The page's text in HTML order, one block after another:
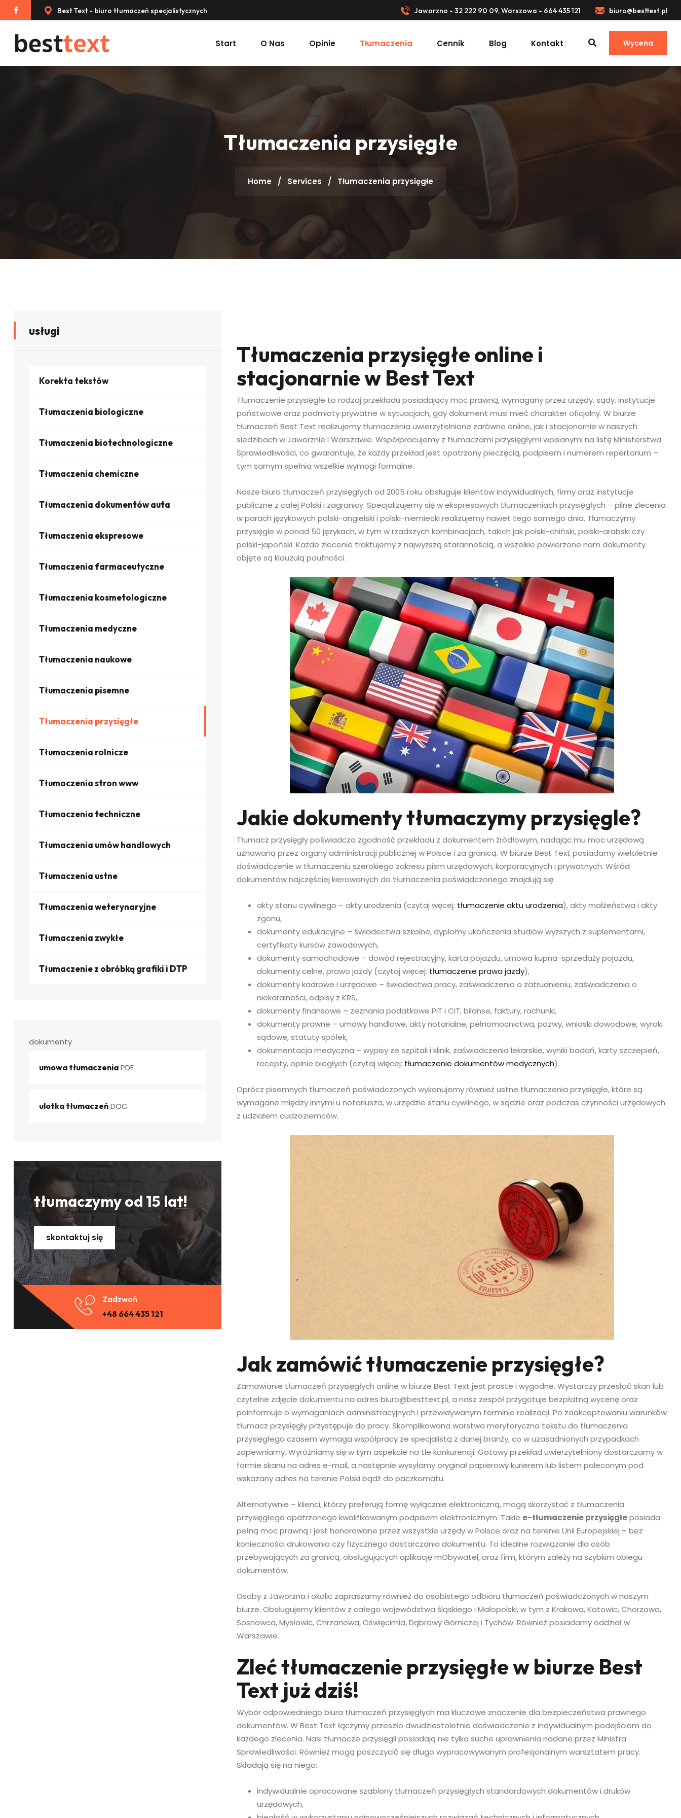
Best Text - biuro tłumaczeń specjalistycznych Jaworzno - 32 222 90 09, Warszawa - 664 435 121 biuro@besttext.pl
Start O Nas Opinie Tłumaczenia Cennik Blog Kontakt Wycena
Tłumaczenia przysięgłe
Home / Services / Tłumaczenia przysięgłe
Tłumaczenia przysięgłe online i
stacjonarnie w Best Text
Tłumaczenie przysięgłe to rodzaj przekładu posiadający moc prawną, wymagany przez urzędy, sądy, instytucje
państwowe oraz podmioty prywatne w sytuacjach, gdy dokument musi mieć charakter oficjalny. W biurze
tłumaczeń Best Text realizujemy tłumaczenia uwierzytelnione zarówno online, jak i stacjonarnie w naszych
siedzibach w Jaworznie i Warszawie. Współpracujemy z tłumaczami przysięgłymi wpisanymi na listę Ministerstwa
Sprawiedliwości, co gwarantuje, że każdy przekład jest opatrzony pieczęcią, podpisem i numerem repertorium –
tym samym spełnia wszelkie wymogi formalne.
Nasze biuro tłumaczeń przysięgłych od 2005 roku obsługuje klientów indywidualnych, firmy oraz instytucje
publiczne z całej Polski i zagranicy. Specjalizujemy się w ekspresowych tłumaczeniach przysięgłych – pilne zlecenia
w parach językowych polski-angielski i polski-niemiecki realizujemy nawet tego samego dnia. Tłumaczymy
przysięgle w ponad 50 językach, w tym w rzadszych kombinacjach, takich jak polski-chiński, polski-arabski czy
polski-japoński. Każde zlecenie traktujemy z najwyższą starannością, a wszelkie powierzone nam dokumenty
objęte są klauzulą poufności.
Jakie dokumenty tłumaczymy przysięgle?
Tłumacz przysięgły poświadcza zgodność przekładu z dokumentem źródłowym, nadając mu moc urzędową
uznawaną przez organy administracji publicznej w Polsce i za granicą. W biurze Best Text posiadamy wieloletnie
doświadczenie w tłumaczeniu szerokiego zakresu pism urzędowych, korporacyjnych i prywatnych. Wśród
dokumentów najczęściej kierowanych do tłumaczenia poświadczonego znajdują się:
akty stanu cywilnego – akty urodzenia (czytaj węcej: tłumaczenie aktu urodzenia), akty małżeństwa i akty
zgonu,
dokumenty edukacyjne – świadectwa szkolne, dyplomy ukończenia studiów wyższych z suplementami,
certyfikaty kursów zawodowych,
dokumenty samochodowe – dowód rejestracyjny, karta pojazdu, umowa kupna-sprzedaży pojazdu,
dokumenty celne, prawo jazdy (czytaj więcej: tłumaczenie prawa jazdy),
dokumenty kadrowe i urzędowe – świadectwa pracy, zaświadczenia o zatrudnieniu, zaświadczenia o
niekaralności, odpisy z KRS,
dokumenty finansowe – zeznania podatkowe PIT i CIT, bilanse, faktury, rachunki,
dokumenty prawne – umowy handlowe, akty notarialne, pełnomocnictwa, pozwy, wnioski dowodowe, wyroki
sądowe, statuty spółek,
dokumentacja medyczna – wypisy ze szpitali i klinik, zaświadczenia lekarskie, wyniki badań, karty szczepień,
recepty, opinie biegłych (czytaj więcej: tłumaczenie dokumentów medycznych).
Oprócz pisemnych tłumaczeń poświadczonych wykonujemy również ustne tłumaczenia przysięgłe, które są
wymagane między innymi u notariusza, w urzędzie stanu cywilnego, w sądzie oraz podczas czynności urzędowych
z udziałem cudzoziemców.
Jak zamówić tłumaczenie przysięgłe?
Zamawianie tłumaczeń przysięgłych online w biurze Best Text jest proste i wygodne. Wystarczy przesłać skan lub
czytelne zdjęcie dokumentu na adres biuro@besttext.pl, a nasz zespół przygotuje bezpłatną wycenę oraz
poinformuje o wymaganiach administracyjnych i przewidywanym terminie realizacji. Po zaakceptowaniu warunków
tłumacz przysięgły przystępuje do pracy. Skomplikowana warstwa merytoryczna tekstu do tłumaczenia
przysięgłego czasem wymaga współpracy ze specjalistą z danej branży, co w uzasadnionych przypadkach
zapewniamy. Wyróżniamy się w tym aspekcie na tle konkurencji. Gotowy przekład uwierzytelniony dostarczamy w
formie skanu na adres e-mail, a następnie wysyłamy oryginał papierowy kurierem lub listem poleconym pod
wskazany adres na terenie Polski bądź do paczkomatu.
Alternatywnie – klienci, którzy preferują formę wyłącznie elektroniczną, mogą skorzystać z tłumaczenia
przysięgłego opatrzonego kwalifikowanym podpisem elektronicznym. Takie e-tłumaczenie przysięgłeposiada
pełną moc prawną i jest honorowane przez wszystkie urzędy w Polsce oraz na terenie Unii Europejskiej – bez
konieczności drukowania czy fizycznego dostarczania dokumentu. To idealne rozwiązanie dla osób
przebywających za granicą, obsługujących aplikację mObywatel, oraz firm, którym zależy na szybkim obiegu
dokumentów.
Osoby z Jaworzna i okolic zapraszamy również do osobistego odbioru tłumaczeń poświadczonych w naszym
biurze. Obsługujemy klientów z całego województwa śląskiego i Małopolski, w tym z Krakowa, Katowic, Chorzowa,
Sosnowca, Mysłowic, Chrzanowa, Oświęcimia, Dąbrowy Górniczej i Tychów. Również posiadamy oddział w
Warszawie.
Zleć tłumaczenie przysięgłe w biurze Best
Text już dziś!
Wybór odpowiedniego biura tłumaczeń przysięgłych ma kluczowe znaczenie dla bezpieczeństwa prawnego
dokumentów. W Best Text łączymy przeszło dwudziestoletnie doświadczenie z indywidualnym podejściem do
każdego zlecenia. Nasi tłumacze przysięgli posiadają nie tylko suche uprawnienia nadane przez Ministra
Sprawiedliwości. Również mogą poszczycić się długo wypracowywanym profesjonalnym warsztatem pracy.
Składają się na niego:
indywidualnie opracowane szablony tłumaczeń przysięgłych standardowych dokumentów i druków
urzędowych,
usługi
Korekta tekstów
Tłumaczenia biologiczne
Tłumaczenia biotechnologiczne
Tłumaczenia chemiczne
Tłumaczenia dokumentów auta
Tłumaczenia ekspresowe
Tłumaczenia farmaceutyczne
Tłumaczenia kosmetologiczne
Tłumaczenia medyczne
Tłumaczenia naukowe
Tłumaczenia pisemne
Tłumaczenia przysięgłe
Tłumaczenia rolnicze
Tłumaczenia stron www
Tłumaczenia techniczne
Tłumaczenia umów handlowych
Tłumaczenia ustne
Tłumaczenia weterynaryjne
Tłumaczenia zwykłe
Tłumaczenie z obróbką grafiki i DTP
dokumenty
umowa tłumaczenia PDF
ulotka tłumaczeń DOC
tłumaczymy od 15 lat!
skontaktuj się
Zadzwoń
+48 664 435 121